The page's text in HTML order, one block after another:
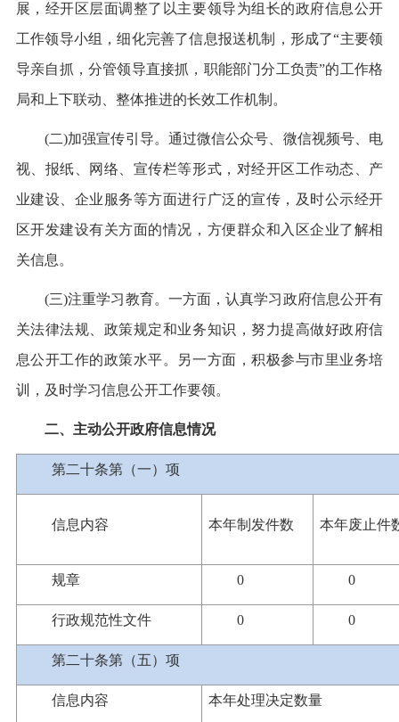
展，经开区层面调整了以主要领导为组长的政府信息公开
工作领导小组，细化完善了信息报送机制，形成了“主要领
导亲自抓，分管领导直接抓，职能部门分工负责”的工作格
局和上下联动、整体推进的长效工作机制。
(二)加强宣传引导。通过微信公众号、微信视频号、电
视、报纸、网络、宣传栏等形式，对经开区工作动态、产
业建设、企业服务等方面进行广泛的宣传，及时公示经开
区开发建设有关方面的情况，方便群众和入区企业了解相
关信息。
(三)注重学习教育。一方面，认真学习政府信息公开有
关法律法规、政策规定和业务知识，努力提高做好政府信
息公开工作的政策水平。另一方面，积极参与市里业务培
训，及时学习信息公开工作要领。
二、主动公开政府信息情况
第二十条第（一）项
信息内容 本年制发件数 本年废止件
规章 0 0
行政规范性文件 0 0
第二十条第（五）项
信息内容 本年处理决定数量